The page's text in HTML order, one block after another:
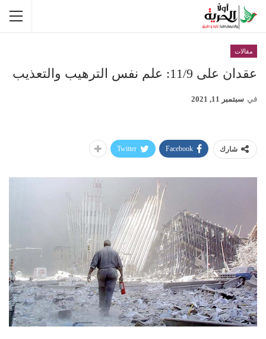
مقالات
عقدان على 11/9: علم نفس الترهيب والتعذيب
في سبتمبر 11, 2021
شارك Facebook
Twitter